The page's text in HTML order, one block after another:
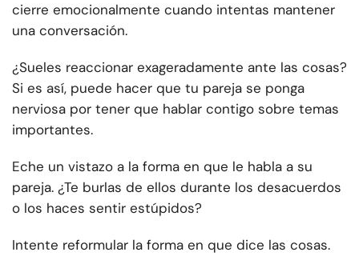
cierre emocionalmente cuando intentas mantener
una conversación.
¿Sueles reaccionar exageradamente ante las cosas?
Si es así, puede hacer que tu pareja se ponga
nerviosa por tener que hablar contigo sobre temas
importantes.
Eche un vistazo a la forma en que le habla a su
pareja. ¿Te burlas de ellos durante los desacuerdos
o los haces sentir estúpidos?
Intente reformular la forma en que dice las cosas.